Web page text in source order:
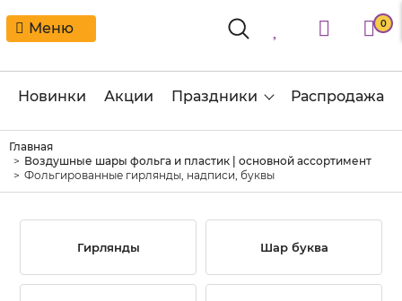
Меню 0
Новинки Акции Праздники Распродажа
Главная
Воздушные шары фольга и пластик | основной ассортимент
Фольгированные гирлянды, надписи, буквы
Гирлянды Шар буква